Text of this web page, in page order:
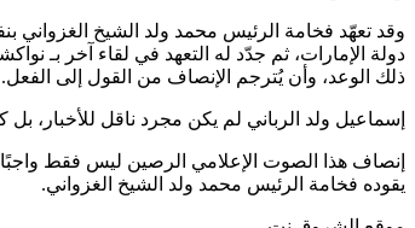
وقد تعهّد فخامة الرئيس محمد ولد الشيخ الغزواني
دولة الإمارات، ثم جدّد له التعهد في لقاء آخر بـ
ذلك الوعد، وأن يُترجم الإنصاف من القول إلى الفعل.
إسماعيل ولد الرباني لم يكن مجرد ناقل للأخبار،
إنصاف هذا الصوت الإعلامي الرصين ليس فقط واجبًا
يقوده فخامة الرئيس محمد ولد الشيخ الغزواني.